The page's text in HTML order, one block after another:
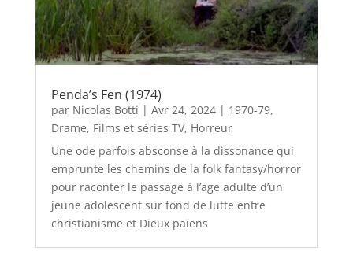
Penda’s Fen (1974)
par Nicolas Botti | Avr 24, 2024| 1970-79,
Drame, Films et séries TV, Horreur
Une ode parfois absconse à la dissonance qui
emprunte les chemins de la folk fantasy/horror
pour raconter le passage à l’age adulte d’un
jeune adolescent sur fond de lutte entre
christianisme et Dieux païens